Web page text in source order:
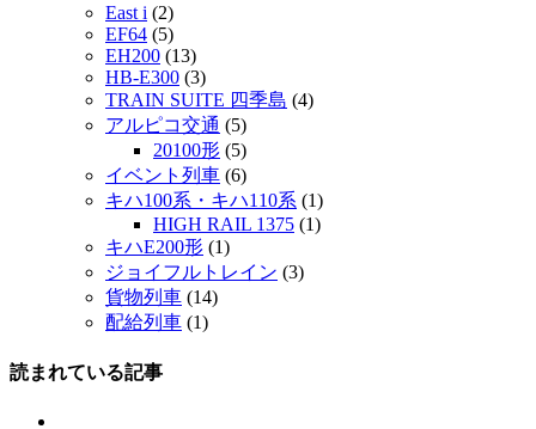
East i (2)
EF64 (5)
EH200 (13)
HB-E300 (3)
TRAIN SUITE 四季島 (4)
アルピコ交通 (5)
20100形 (5)
イベント列車 (6)
キハ100系・キハ110系 (1)
HIGH RAIL 1375 (1)
キハE200形 (1)
ジョイフルトレイン (3)
貨物列車 (14)
配給列車 (1)
読まれている記事